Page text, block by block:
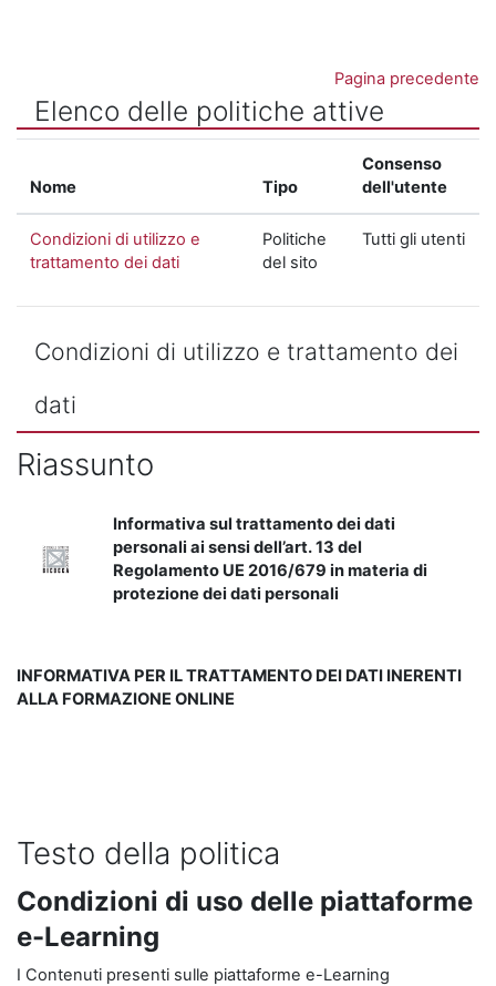
Pagina precedente
Elenco delle politiche attive
Nome Tipo
Consenso
dell'utente
Condizioni di utilizzo e
trattamento dei dati
Politiche
del sito
Tutti gli utenti
Condizioni di utilizzo e trattamento dei
dati
Riassunto
Informativa sul trattamento dei dati
personali ai sensi dell’art. 13 del
Regolamento UE 2016/679 in materia di
protezione dei dati personali
INFORMATIVA PER IL TRATTAMENTO DEI DATI INERENTI
ALLA FORMAZIONE ONLINE
Testo della politica
Condizioni di uso delle piattaforme
e-Learning
I Contenuti presenti sulle piattaforme e-Learning